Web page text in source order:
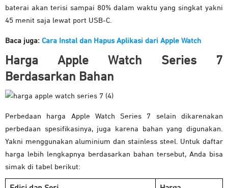
baterai akan terisi sampai 80% dalam waktu yang singkat yakni
45 menit saja lewat port USB-C.
Baca juga: Cara Instal dan Hapus Aplikasi dari Apple Watch
Harga Apple Watch Series 7
Berdasarkan Bahan
Perbedaan harga Apple Watch Series 7 selain dikarenakan
perbedaan spesifikasinya, juga karena bahan yang digunakan.
Yakni menggunakan aluminium dan stainless steel. Untuk daftar
harga lebih lengkapnya berdasarkan bahan tersebut, Anda bisa
simak di tabel berikut: